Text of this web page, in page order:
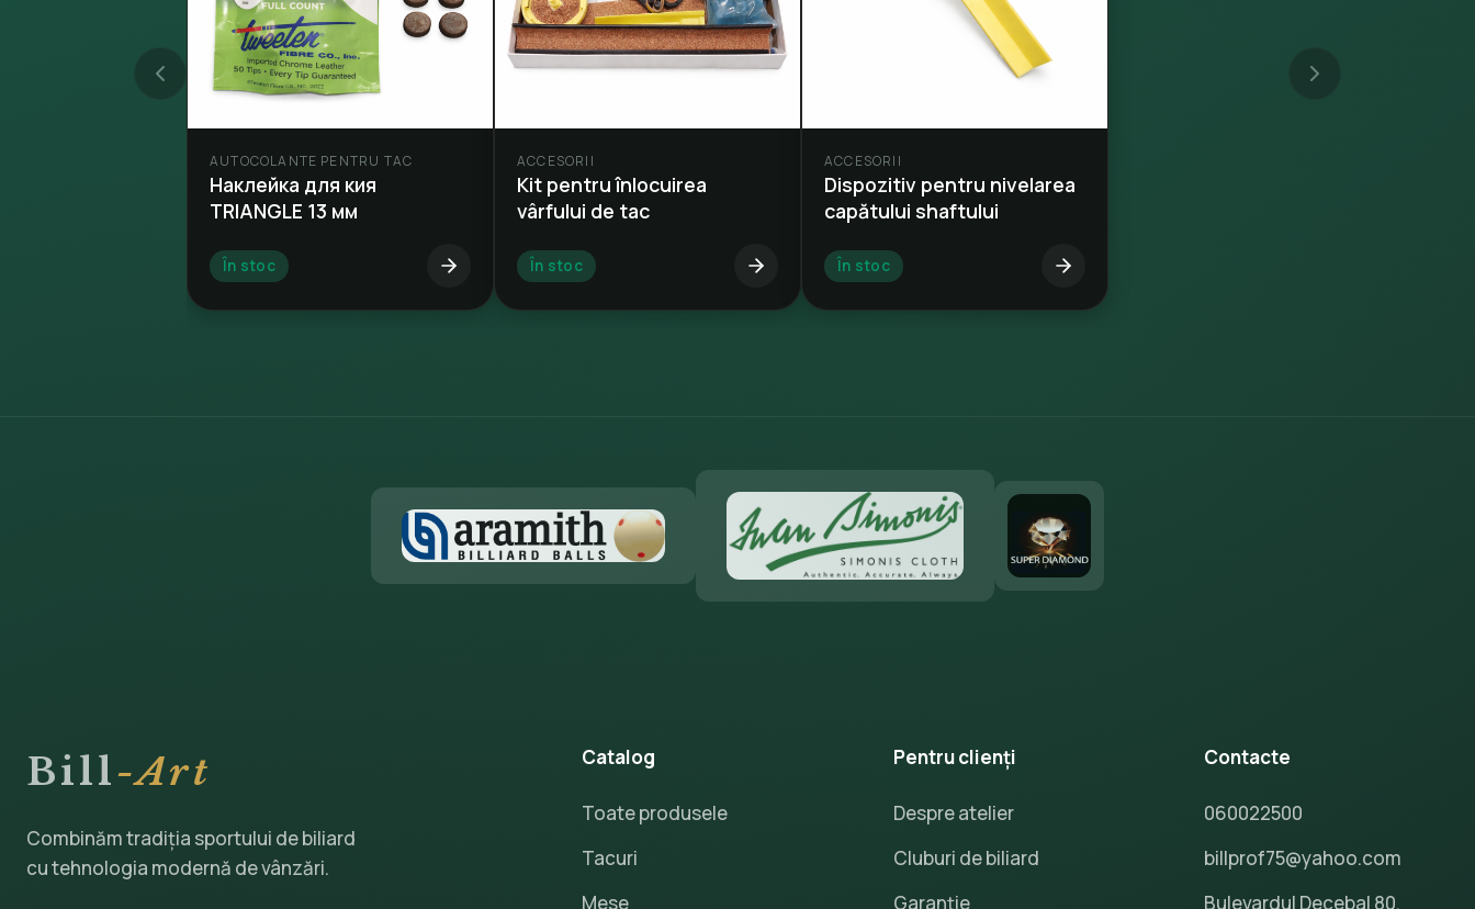
AUTOCOLANTE PENTRU TAC
Наклейка для кия
TRIANGLE 13 мм
În stoc
ACCESORII
Kit pentru înlocuirea
vârfului de tac
În stoc
ACCESORII
Dispozitiv pentru nivelarea
capătului shaftului
În stoc
Bill-Art
Combinăm tradiția sportului de biliard
cu tehnologia modernă de vânzări.
Catalog
Toate produsele
Tacuri
Mese
Pentru clienți
Despre atelier
Cluburi de biliard
Garanție
Contacte
060022500
billprof75@yahoo.com
Bulevardul Decebal 80,